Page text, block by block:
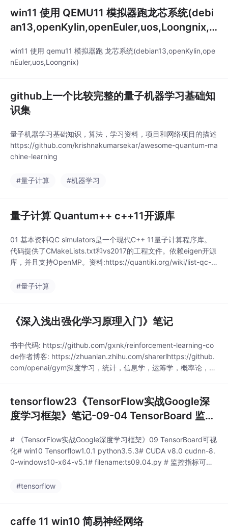
win11 使用 QEMU11 模拟器跑龙芯系统(debi
an13,openKylin,openEuler,uos,Loongnix,D
win11 使用 qemu11 模拟器跑 龙芯系统(debian13,openKylin,ope
nEuler,uos,Loongnix)
github上一个比较完整的量子机器学习基础知
识集
量子机器学习基础知识，算法，学习资料，项目和网络项目的描述
https://github.com/krishnakumarsekar/awesome-quantum-ma
chine-learning
#量子计算 #机器学习
量子计算 Quantum++ c++11开源库
01 基本资料QC simulators是一个现代C++ 11量子计算程序库。
代码提供了CMakeLists.txt和vs2017的工程文件。依赖eigen开源
库，并且支持OpenMP。资料:https://quantiki.org/wiki/list-qc-si
eigen官...
#量子计算
《深入浅出强化学习原理入门》笔记
书中代码: https://github.com/gxnk/reinforcement-learning-co
de作者博客: https://zhuanlan.zhihu.com/sharerlhttps://github.
com/openai/gym深度学习，统计，信息学，运筹学，概率论，优
tensorflow23《TensorFlow实战Google深
度学习框架》笔记-09-04 TensorBoard 监控
# 《TensorFlow实战Google深度学习框架》09 TensorBoard可视
化# win10 Tensorflow1.0.1 python3.5.3# CUDA v8.0 cudnn-8.
0-windows10-x64-v5.1# filename:ts09.04.py # 监控指标可视
#tensorflow
caffe 11 win10 简易神经网络